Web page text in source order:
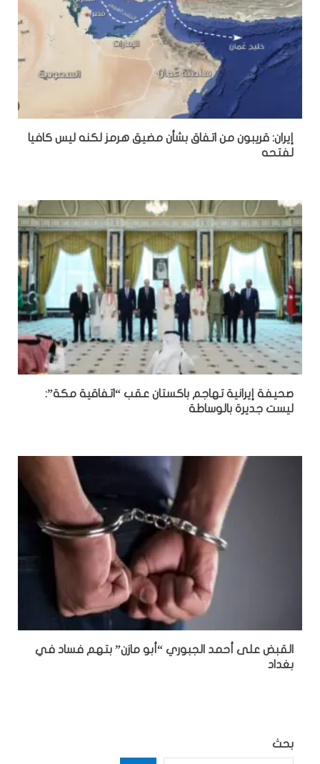
إيران: قريبون من اتفاق بشأن مضيق هرمز لكنه ليس كافيا
لفتحه
صحيفة إيرانية تهاجم باكستان عقب “اتفاقية مكة”:
ليست جديرة بالوساطة
القبض على أحمد الجبوري “أبو مازن” بتهم فساد في
بغداد
بحث